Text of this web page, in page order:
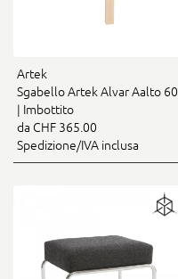
Artek
Sgabello Artek Alvar Aalto 60
| Imbottito
da CHF 365.00
Spedizione/IVA inclusa